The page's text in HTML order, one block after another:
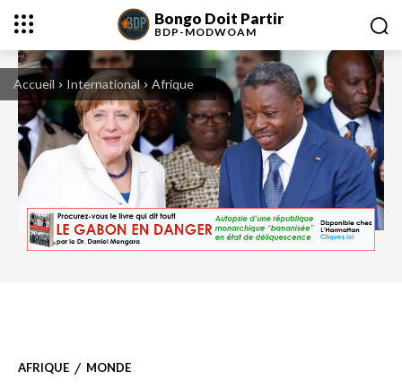
Bongo Doit Partir
BDP-MODWOAM
Accueil International Afrique
Angela Merkel et Faure Gnassingbe en allemagne
AFRIQUE MONDE